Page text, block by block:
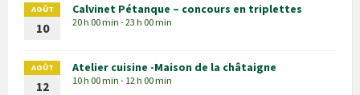
AOÛT
10
Calvinet Pétanque – concours en triplettes
20 h 00 min - 23 h 00 min
AOÛT
12
Atelier cuisine -Maison de la châtaigne
10 h 00 min - 12 h 00 min